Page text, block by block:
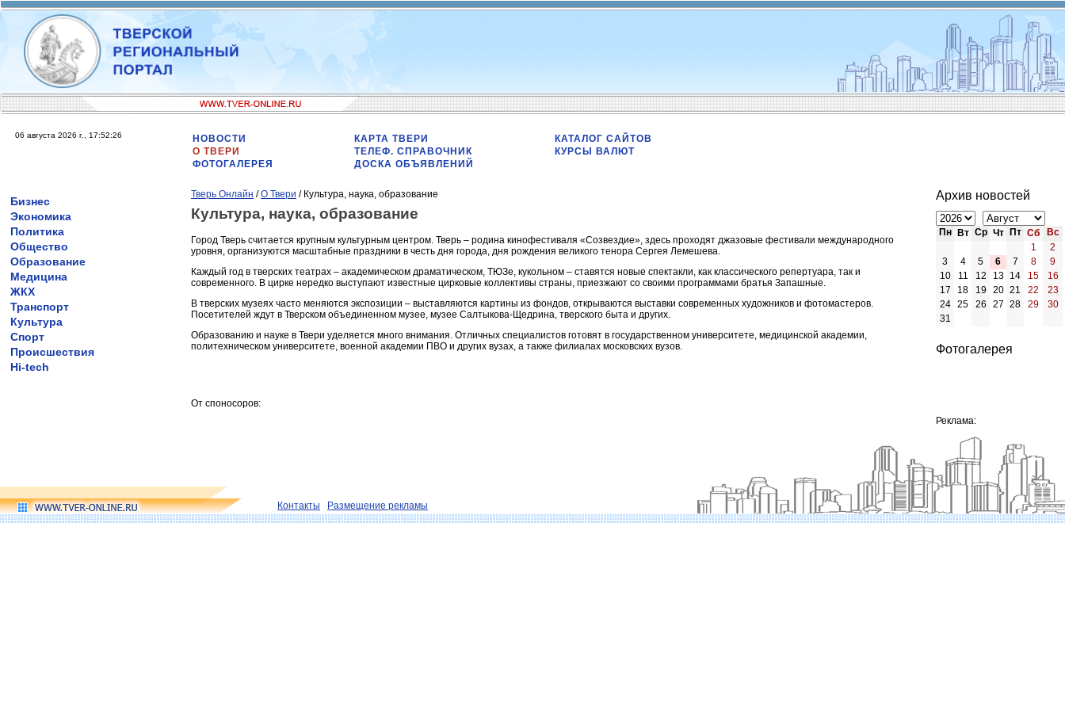
06 августа 2026 г., 17:52:26
НОВОСТИ
О ТВЕРИ
ФОТОГАЛЕРЕЯ
КАРТА ТВЕРИ
ТЕЛЕФ. СПРАВОЧНИК
ДОСКА ОБЪЯВЛЕНИЙ
КАТАЛОГ САЙТОВ
КУРСЫ ВАЛЮТ
Бизнес
Экономика
Политика
Общество
Образование
Медицина
ЖКХ
Транспорт
Культура
Спорт
Происшествия
Hi-tech
Тверь Онлайн /О Твери / Культура, наука, образование
Культура, наука, образование
Город Тверь считается крупным культурным центром. Тверь – родина кинофестиваля «Созвездие», здесь проходят джазовые фестивали международного
уровня, организуются масштабные праздники в честь дня города, дня рождения великого тенора Сергея Лемешева.
Каждый год в тверских театрах – академическом драматическом, ТЮЗе, кукольном – ставятся новые спектакли, как классического репертуара, так и
современного. В цирке нередко выступают известные цирковые коллективы страны, приезжают со своими программами братья Запашные.
В тверских музеях часто меняются экспозиции – выставляются картины из фондов, открываются выставки современных художников и фотомастеров.
Посетителей ждут в Тверском объединенном музее, музее Салтыкова-Щедрина, тверского быта и других.
Образованию и науке в Твери уделяется много внимания. Отличных специалистов готовят в государственном университете, медицинской академии,
политехническом университете, военной академии ПВО и других вузах, а также филиалах московских вузов.
От споносоров:
Архив новостей
Пн Вт Ср Чт Пт Сб
Вс
1
2
3
4 5 6 7 8
9
10
11 12 13 14 15
16
17
18 19 20 21 22
23
24
25 26 27 28 29
30
31
Фотогалерея
Реклама:
Контакты Размещение рекламы